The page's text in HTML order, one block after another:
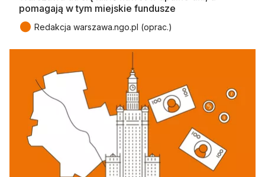
pomagają w tym miejskie fundusze
● Redakcja warszawa.ngo.pl (oprac.)